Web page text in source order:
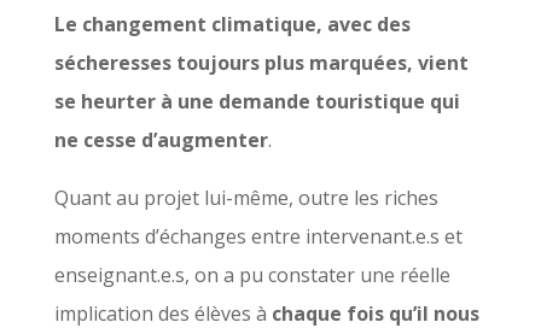
Le changement climatique, avec des
sécheresses toujours plus marquées, vient
se heurter à une demande touristique qui
ne cesse d’augmenter.
Quant au projet lui-même, outre les riches
moments d’échanges entre intervenant.e.s et
enseignant.e.s, on a pu constater une réelle
implication des élèves à chaque fois qu’il nous